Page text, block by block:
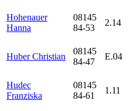
Hohenauer
Hanna
08145
84-53
2.14
Huber Christian
08145
84-47
E.04
Hudec
Franziska
08145
84-61
1.11